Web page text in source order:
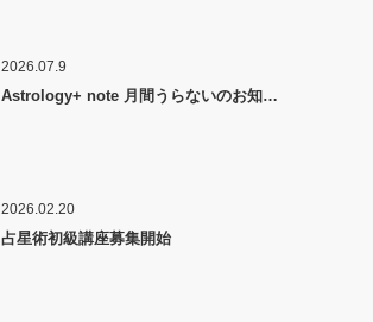
2026.07.9
Astrology+ note 月間うらないのお知…
2026.02.20
占星術初級講座募集開始